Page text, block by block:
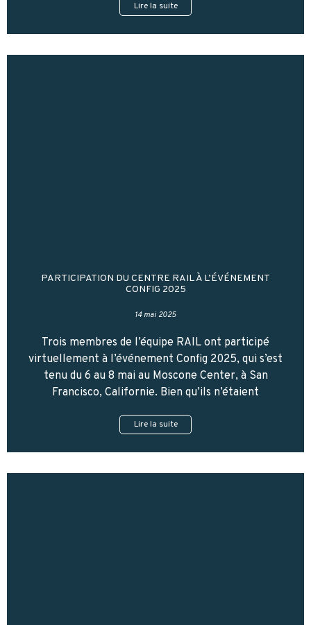
Lire la suite
PARTICIPATION DU CENTRE RAIL À L’ÉVÉNEMENT
CONFIG 2025
14 mai 2025
Trois membres de l’équipe RAIL ont participé
virtuellement à l’événement Config 2025, qui s’est
tenu du 6 au 8 mai au Moscone Center, à San
Francisco, Californie. Bien qu’ils n’étaient
Lire la suite